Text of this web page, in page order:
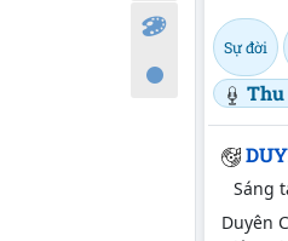
Sự đời
Thu
Sáng
Duyên